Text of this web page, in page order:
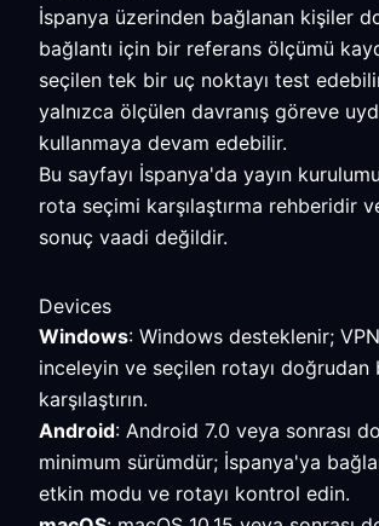
İspanya üzerinden bağlanan kişiler
bağlantı için bir referans ölçümü
seçilen tek bir uç noktayı test
yalnızca ölçülen davranış göreve
kullanmaya devam edebilir.
Bu sayfayı İspanya'da yayın
rota seçimi karşılaştırma rehberidir
sonuç vaadi değildir.
Devices
Windows: Windows desteklenir;
inceleyin ve seçilen rotayı doğrudan
karşılaştırın.
Android: Android 7.0 veya sonrası
minimum sürümdür; İspanya'ya
etkin modu ve rotayı kontrol edin.